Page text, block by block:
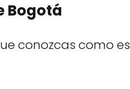
Bogotá
conozcas como es